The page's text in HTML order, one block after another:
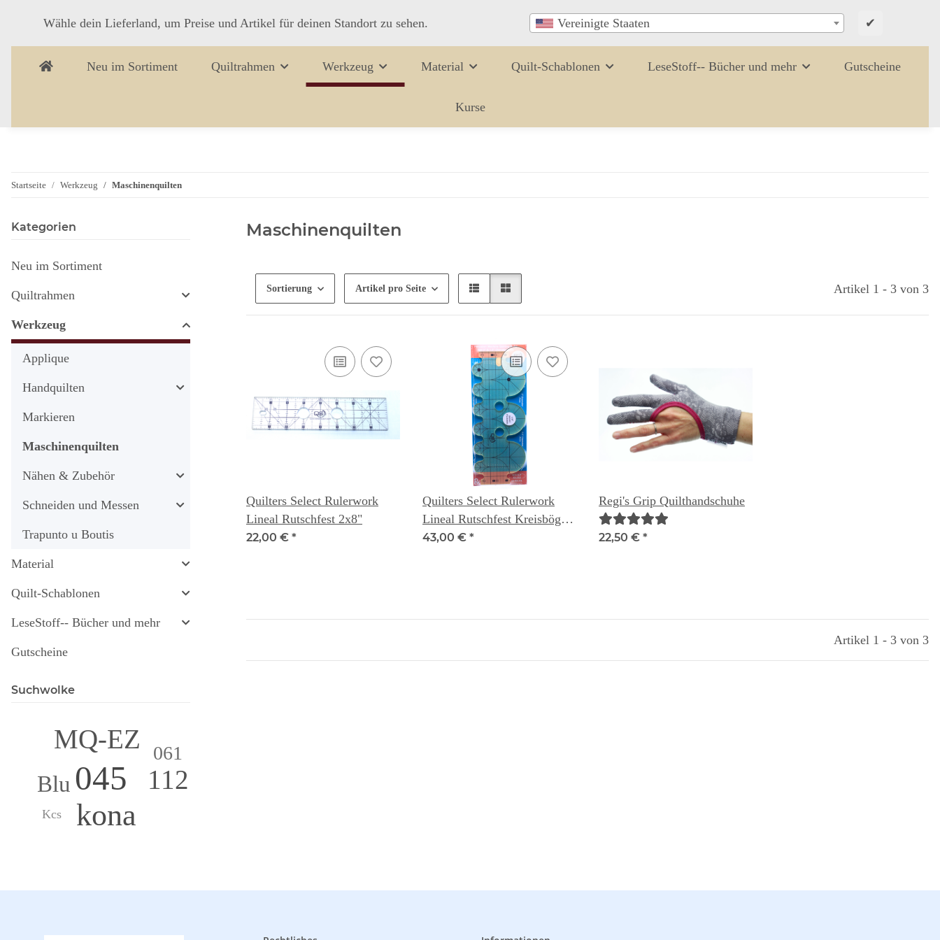
Wähle dein Lieferland, um Preise und Artikel für deinen Standort zu sehen. Vereinigte Staaten ✔
Neu im Sortiment Quiltrahmen Werkzeug Material Quilt-Schablonen LeseStoff-- Bücher und mehr Gutscheine
Kurse
Startseite Werkzeug Maschinenquilten
Maschinenquilten
Sortierung Artikel pro Seite Artikel 1 - 3 von 3
Quilters Select Rulerwork
Lineal Rutschfest 2x8"
22,00 € *
Quilters Select Rulerwork
Lineal Rutschfest Kreisbögen
3" & 1,5"
43,00 € *
Regi's Grip Quilthandschuhe
22,50 € *
Artikel 1 - 3 von 3
Kategorien
Neu im Sortiment
Quiltrahmen
Werkzeug
Applique
Handquilten
Markieren
Maschinenquilten
Nähen & Zubehör
Schneiden und Messen
Trapunto u Boutis
Material
Quilt-Schablonen
LeseStoff-- Bücher und mehr
Gutscheine
Suchwolke
045
kona
MQ-EZ
112
Blu
061
Kcs